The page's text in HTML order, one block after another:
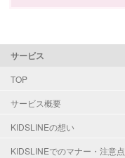
サービス
TOP
サービス概要
KIDSLINEの想い
KIDSLINEでのマナー・注意点